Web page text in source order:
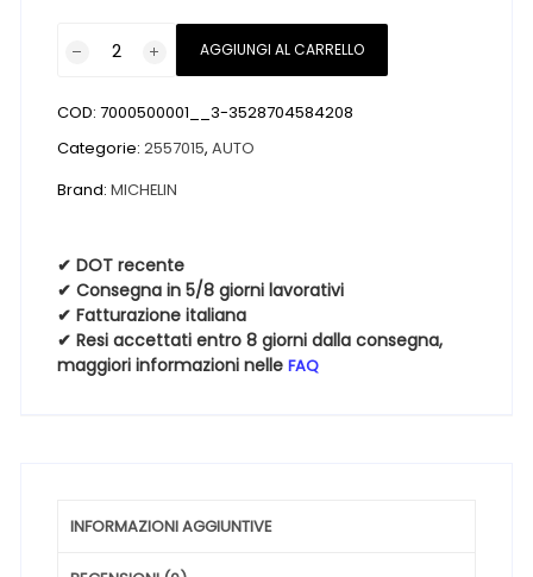
LATITUDE
CROSS
15
108H
quantità
AGGIUNGI AL CARRELLO
COD:7000500001__3-3528704584208
Categorie:2557015,AUTO
Brand:MICHELIN
✔ DOT recente
✔ Consegna in 5/8 giorni lavorativi
✔ Fatturazione italiana
✔ Resi accettati entro 8 giorni dalla consegna,
maggiori informazioni nelleFAQ
INFORMAZIONI AGGIUNTIVE